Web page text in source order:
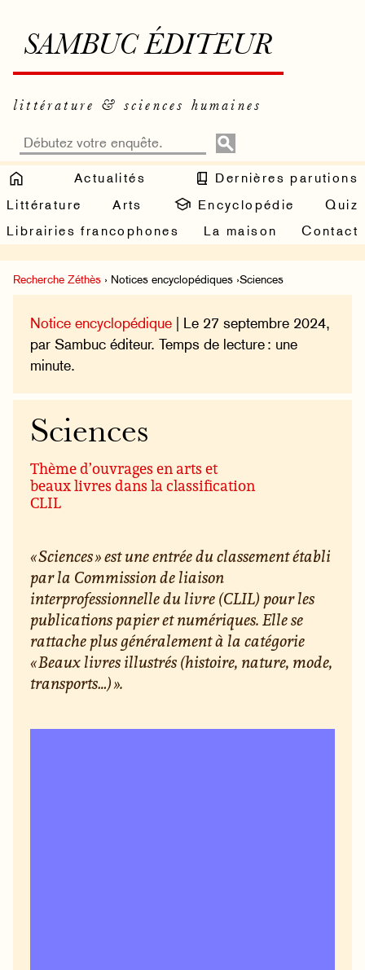
SAMBUC ÉDITEUR
littérature & sciences humaines
Actualités
Dernières parutions
Littérature
Arts Encyclopédie
Quiz
Librairies francophones
La maison Contact
Recherche Zéthès › Notices encyclopédiques ›Sciences
Notice encyclopédique | Le 27 septembre 2024,
par Sambuc éditeur. Temps de lecture : une
minute.
Sciences
Thème d’ouvrages en arts et
beaux livres dans la classification
CLIL
« Sciences » est une entrée du classement établi
par la Commission de liaison
interprofessionnelle du livre (CLIL) pour les
publications papier et numériques. Elle se
rattache plus généralement à la catégorie
« Beaux livres illustrés (histoire, nature, mode,
transports…) ».